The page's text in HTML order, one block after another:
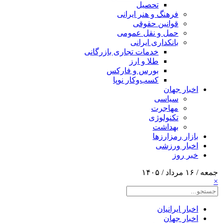
تحصیل
فرهنگ و هنر ایرانی
قوانین حقوقی
حمل و نقل عمومی
بانکداری ایرانی
خدمات تجاری بازرگانی
طلا و ارز
بورس و فارکس
کسب‌وکار نوپا
اخبار جهان
سیاسی
مهاجرت
تکنولوژی
بهداشت
بازار رمزارزها
اخبار ورزشی
خبر روز
جمعه / ۱۶ مرداد / ۱۴۰۵
×
اخبار ایرانیان
اخبار جهان